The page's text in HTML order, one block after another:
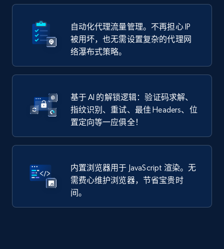
自动化代理流量管理。不再担心 IP
被用坏，也无需设置复杂的代理网
络瀑布式策略。
基于 AI 的解锁逻辑：验证码求解、
指纹识别、重试、最佳 Headers、位
置定向等一应俱全！
内置浏览器用于 JavaScript 渲染。无
需费心维护浏览器，节省宝贵时
间。